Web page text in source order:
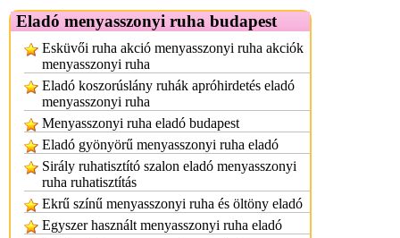
Eladó menyasszonyi ruha budapest
Esküvői ruha akció menyasszonyi ruha akciók
menyasszonyi ruha
Eladó koszorúslány ruhák apróhirdetés eladó
menyasszonyi ruha
Menyasszonyi ruha eladó budapest
Eladó gyönyörű menyasszonyi ruha eladó
Sirály ruhatisztító szalon eladó menyasszonyi
ruha ruhatisztítás
Ekrű színű menyasszonyi ruha és öltöny eladó
Egyszer használt menyasszonyi ruha eladó